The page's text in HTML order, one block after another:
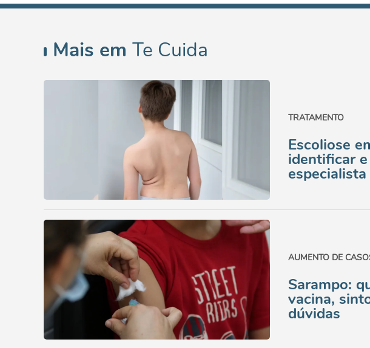
Mais em Te Cuida
TRATAMENTO
Escoliose
identificar
especialista
AUMENTO DE
Sarampo:
vacina,
dúvidas